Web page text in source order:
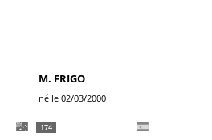
M. FRIGO
né le 02/03/2000
174